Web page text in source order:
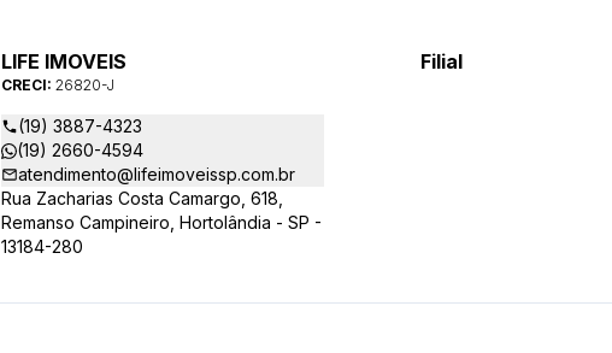
LIFE IMOVEIS
CRECI: 26820-J
(19) 3887-4323
(19) 2660-4594
atendimento@lifeimoveissp.com.br
Rua Zacharias Costa Camargo, 618,
Remanso Campineiro, Hortolândia - SP -
13184-280
Filial